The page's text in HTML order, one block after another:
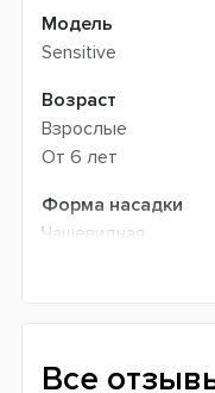
Модель
Sensitive
Возраст
Взрослые
От 6 лет
Форма насадки
Чашевидная
Ежедневное
Все